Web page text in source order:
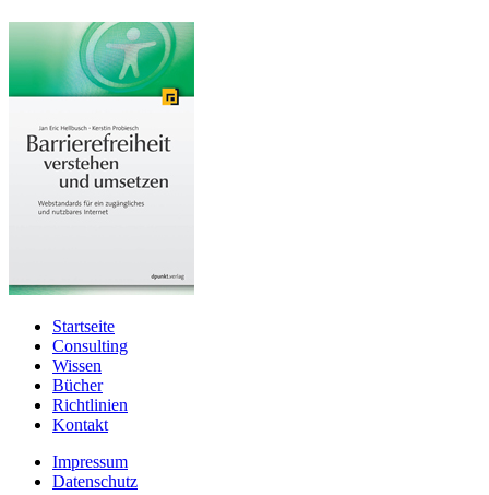
Startseite
Consulting
Wissen
Bücher
Richtlinien
Kontakt
Impressum
Datenschutz